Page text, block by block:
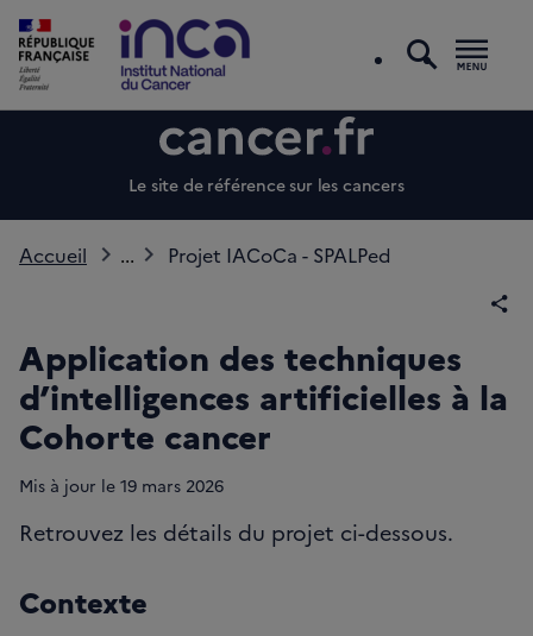
Le site de référence sur les cancers
Accueil ... Projet IACoCa - SPALPed
Application des techniques
d’intelligences artificielles à la
Cohorte cancer
Mis à jour le 19 mars 2026
Retrouvez les détails du projet ci-dessous.
Contexte